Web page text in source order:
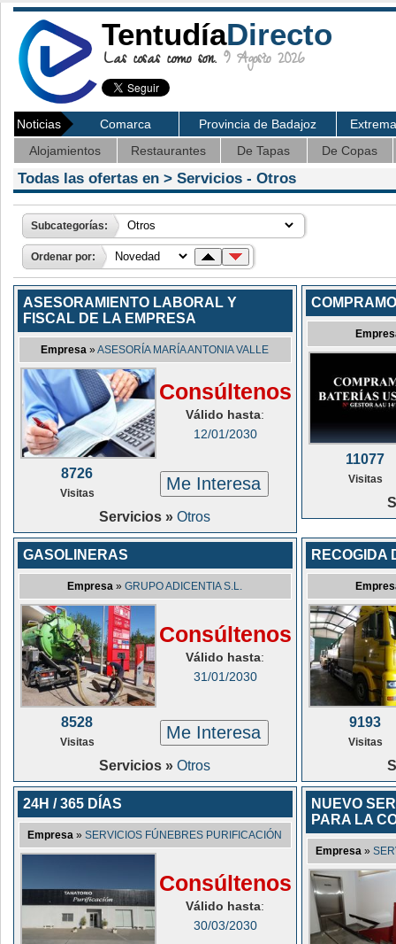
TentudíaDirecto
Las cosas como son. 9 Agosto 2026
Noticias Comarca Provincia de Badajoz
Alojamientos
Restaurantes De Tapas De Copas
Todas las ofertas en > Servicios - Otros
Subcategorías:
Ordenar por:
ASESORAMIENTO LABORAL Y
FISCAL DE LA EMPRESA
Empresa »ASESORÍA MARÍA ANTONIA VALLE
Consúltenos
Válido hasta:
12/01/2030
8726
Visitas Me Interesa
Servicios »Otros
11077
Visitas
GASOLINERAS
Empresa »GRUPO ADICENTIA S.L.
Consúltenos
Válido hasta:
31/01/2030
8528
Visitas Me Interesa
Servicios »Otros
RECOGIDA
9193
Visitas
24H / 365 DÍAS
Empresa »SERVICIOS FÚNEBRES PURIFICACIÓN
Consúltenos
Válido hasta:
30/03/2030
NUEVO
PARA LA
Empresa »